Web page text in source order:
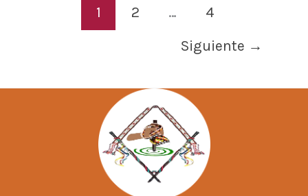
1 2 …
4
Siguiente →